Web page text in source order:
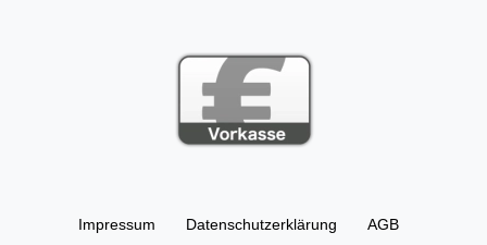
Impressum Daten­schutz­erklärung AGB